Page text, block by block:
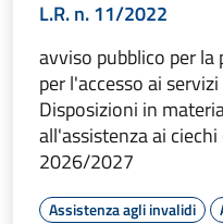
L.R. n. 11/2022
avviso pubblico per
per l'accesso ai
Disposizioni in
all'assistenza ai
2026/2027
Assistenza agli invalidi